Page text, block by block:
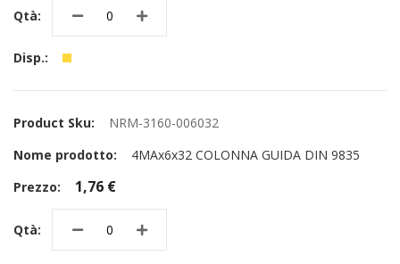
NRM-3160-006032
4MAx6x32 COLONNA GUIDA DIN 9835
1,76 €